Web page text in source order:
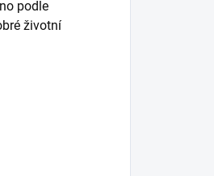
podle
životní